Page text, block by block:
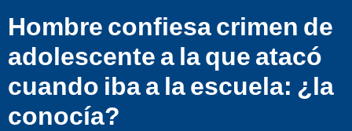
Hombre confiesa crimen de
adolescente a la que atacó
cuando iba a la escuela: ¿la
conocía?